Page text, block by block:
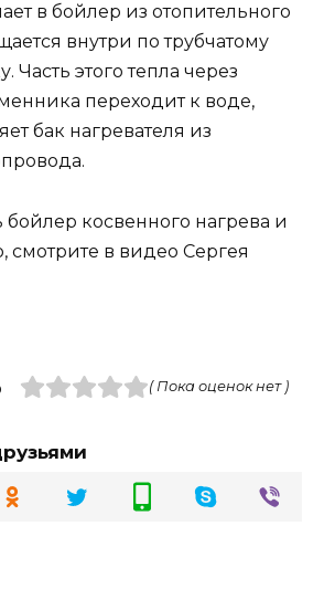
в бойлер из отопительного
внутри по трубчатому
Часть этого тепла через
переходит к воде,
бак нагревателя из
косвенного нагрева и
смотрите в видео Сергея
( Пока оценок нет )